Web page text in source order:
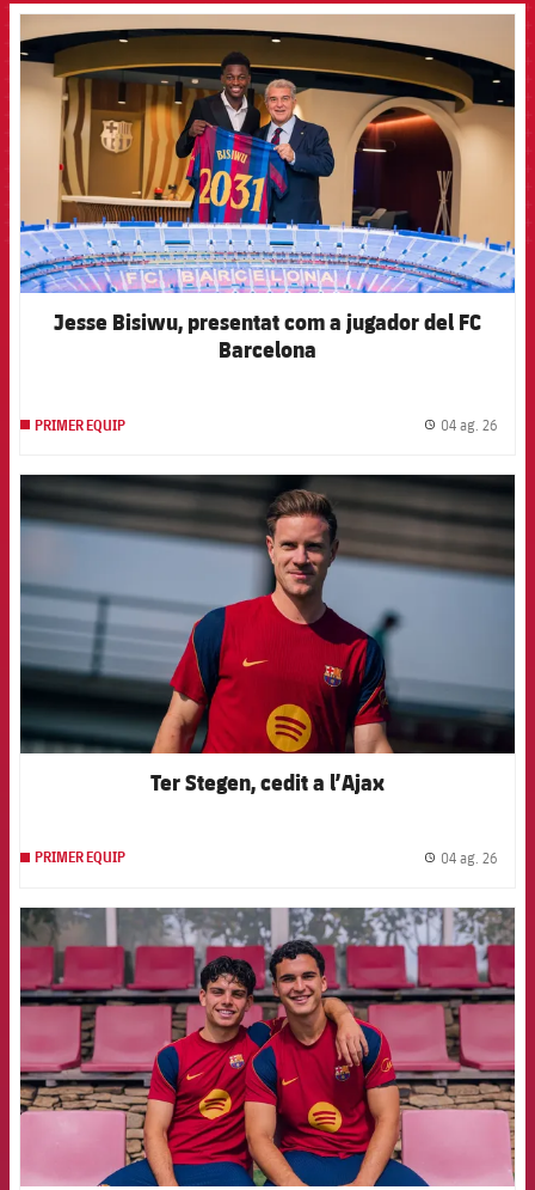
Jesse Bisiwu, presentat com a jugador del FC
Barcelona
PRIMER EQUIP 04 ag. 26
FCB Barcelona badge
Ter Stegen, cedit a l’Ajax
PRIMER EQUIP 04 ag. 26
FCB Barcelona badge